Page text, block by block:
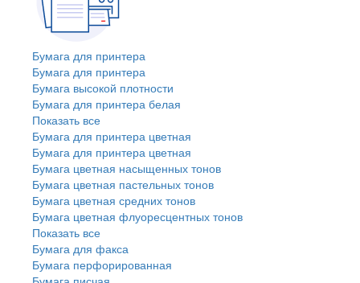
Бумага для принтера
Бумага для принтера
Бумага высокой плотности
Бумага для принтера белая
Показать все
Бумага для принтера цветная
Бумага для принтера цветная
Бумага цветная насыщенных тонов
Бумага цветная пастельных тонов
Бумага цветная средних тонов
Бумага цветная флуоресцентных тонов
Показать все
Бумага для факса
Бумага перфорированная